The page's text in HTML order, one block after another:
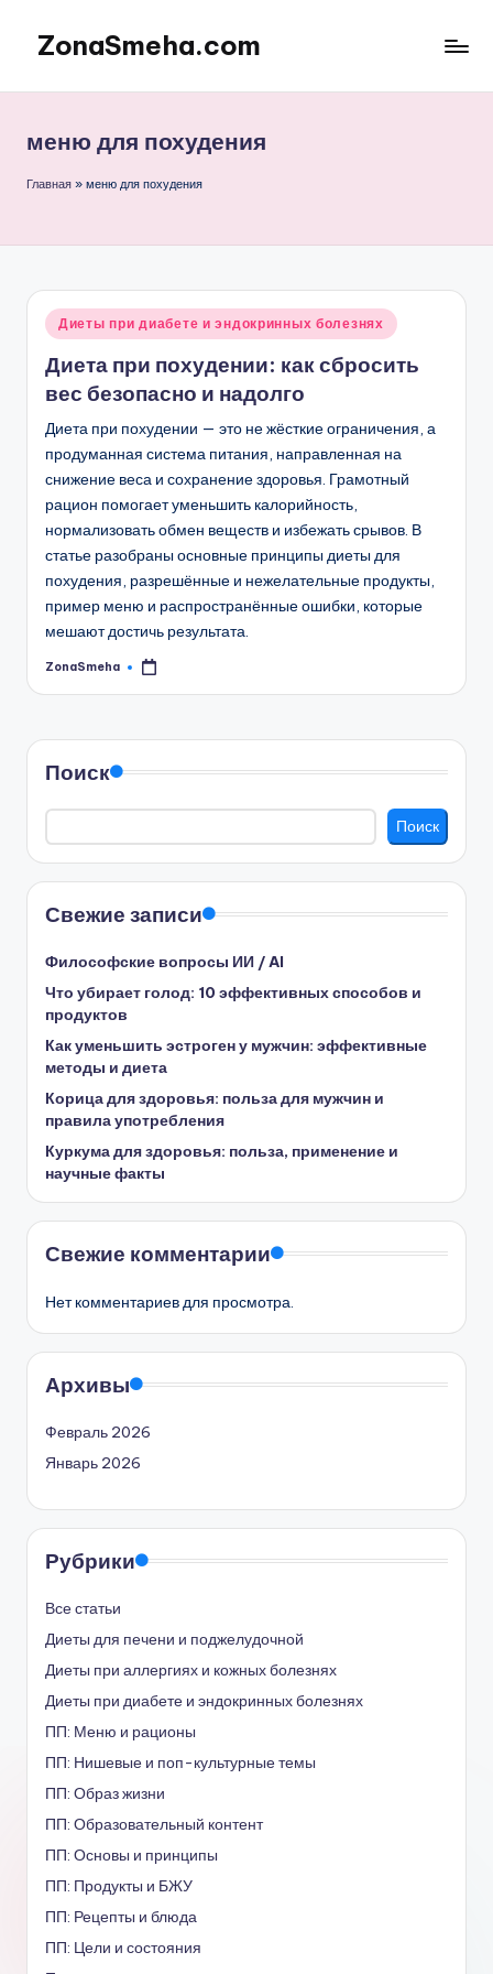
Перейти
содержимому
ZonaSmeha.com
питание
меню для похудения
Главная » меню для похудения
Опубликовано
Диеты при диабете и эндокринных болезнях
Диета при похудении: как сбросить
вес безопасно и надолго
Диета при похудении — это не жёсткие ограничения, а
продуманная система питания, направленная на
снижение веса и сохранение здоровья. Грамотный
рацион помогает уменьшить калорийность,
нормализовать обмен веществ и избежать срывов. В
статье разобраны основные принципы диеты для
похудения, разрешённые и нежелательные продукты,
пример меню и распространённые ошибки, которые
мешают достичь результата.
Запись
ZonaSmeha
Поиск
Поиск
Свежие записи
Философские вопросы ИИ / AI
Что убирает голод: 10 эффективных способов и
продуктов
Как уменьшить эстроген у мужчин: эффективные
методы и диета
Корица для здоровья: польза для мужчин и
правила употребления
Куркума для здоровья: польза, применение и
научные факты
Свежие комментарии
Нет комментариев для просмотра.
Архивы
Февраль 2026
Январь 2026
Рубрики
Все статьи
Диеты для печени и поджелудочной
Диеты при аллергиях и кожных болезнях
Диеты при диабете и эндокринных болезнях
ПП: Меню и рационы
ПП: Нишевые и поп-культурные темы
ПП: Образ жизни
ПП: Образовательный контент
ПП: Основы и принципы
ПП: Продукты и БЖУ
ПП: Рецепты и блюда
ПП: Цели и состояния